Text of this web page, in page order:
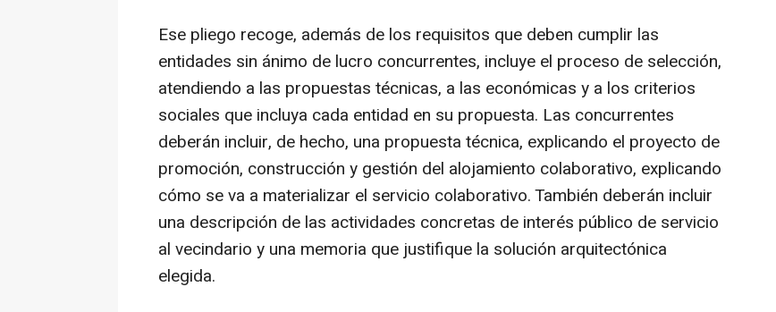
Ese pliego recoge, además de los requisitos que deben cumplir las
entidades sin ánimo de lucro concurrentes, incluye el proceso de selección,
atendiendo a las propuestas técnicas, a las económicas y a los criterios
sociales que incluya cada entidad en su propuesta. Las concurrentes
deberán incluir, de hecho, una propuesta técnica, explicando el proyecto de
promoción, construcción y gestión del alojamiento colaborativo, explicando
cómo se va a materializar el servicio colaborativo. También deberán incluir
una descripción de las actividades concretas de interés público de servicio
al vecindario y una memoria que justifique la solución arquitectónica
elegida.